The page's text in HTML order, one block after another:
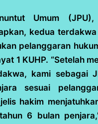
Umum
kedua
pelanggaran
1 KUHP. “Setelah
kami sebagai
sesuai
hakim
6 bulan